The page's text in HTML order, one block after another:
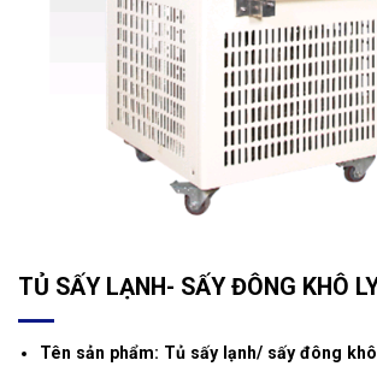
TỦ SẤY LẠNH- SẤY ĐÔNG KHÔ
Tên sản phẩm: Tủ sấy lạnh/ sấy đông khô